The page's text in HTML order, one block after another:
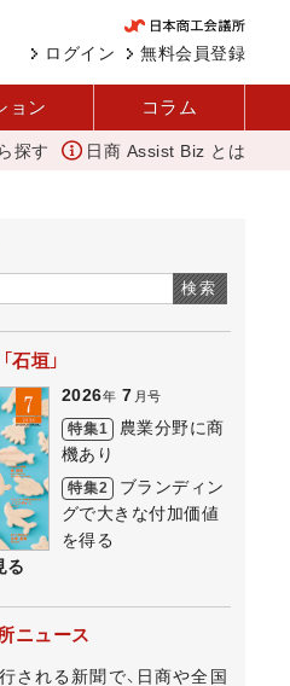
無料会員登録
ログイン
ョン コラム
経営者 西谷 バスセンターのカ
探す 日商 Assist Biz とは
検索
石垣」
2026年 7 月号
特集1
農業分野に商
機あり
特集2
ブランディン
グで大きな付加価値
を得る
る
ニュース
される新聞で、日商や全国